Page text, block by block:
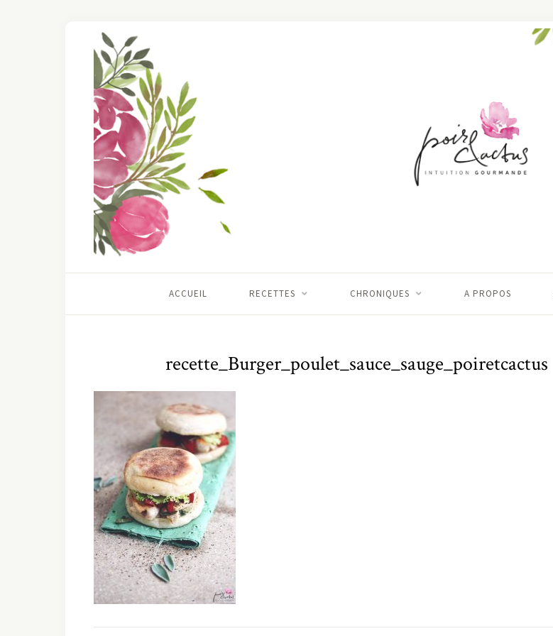
ACCUEIL RECETTES CHRONIQUES A PROPOS
recette_Burger_poulet_sauce_sauge_poiretcactus